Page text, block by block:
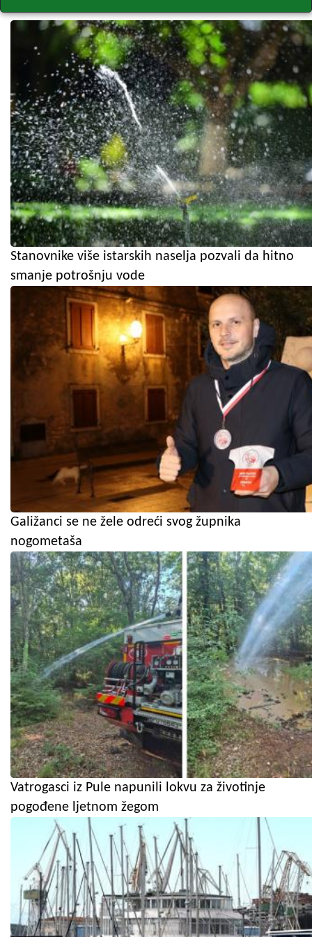
Stanovnike više istarskih naselja pozvali da hitno
smanje potrošnju vode
Galižanci se ne žele odreći svog župnika
nogometaša
Vatrogasci iz Pule napunili lokvu za životinje
pogođene ljetnom žegom